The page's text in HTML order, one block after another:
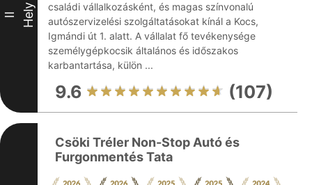
II Hely
családi vállalkozásként, és magas színvonalú
autószervizelési szolgáltatásokat kínál a Kocs,
Igmándi út 1. alatt. A vállalat fő tevékenysége
személygépkocsik általános és időszakos
karbantartása, külön ...
9.6 (107)
Csöki Tréler Non-Stop Autó és
Furgonmentés Tata